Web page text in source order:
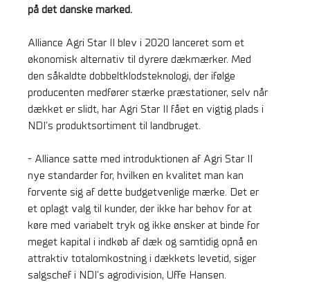
på det danske marked.
Alliance Agri Star II blev i 2020 lanceret som et
økonomisk alternativ til dyrere dækmærker. Med
den såkaldte dobbeltklodsteknologi, der ifølge
producenten medfører stærke præstationer, selv når
dækket er slidt, har Agri Star II fået en vigtig plads i
NDI’s produktsortiment til landbruget.
- Alliance satte med introduktionen af Agri Star II
nye standarder for, hvilken en kvalitet man kan
forvente sig af dette budgetvenlige mærke. Det er
et oplagt valg til kunder, der ikke har behov for at
køre med variabelt tryk og ikke ønsker at binde for
meget kapital i indkøb af dæk og samtidig opnå en
attraktiv totalomkostning i dækkets levetid, siger
salgschef i NDI’s agrodivision, Uffe Hansen.